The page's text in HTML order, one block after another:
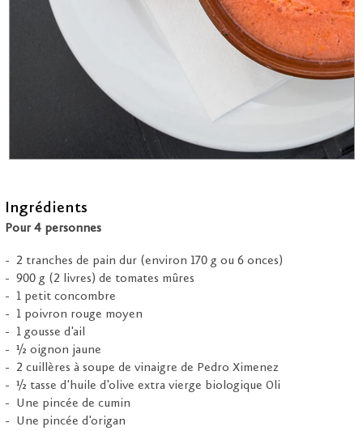
Ingrédients
Pour 4 personnes
2 tranches de pain dur (environ 170 g ou 6 onces)
900 g (2 livres) de tomates mûres
1 petit concombre
1 poivron rouge moyen
1 gousse d'ail
½ oignon jaune
2 cuillères à soupe de vinaigre de Pedro Ximenez
½ tasse d'huile d'olive extra vierge biologique Oli
Une pincée de cumin
Une pincée d'origan